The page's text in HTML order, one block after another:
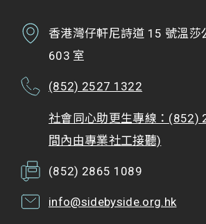
香港灣仔軒尼詩道 15 號溫莎
603 室
(852) 2527 1322
社會同心助更生專線：(852)
間內由專業社工接聽)
(852) 2865 1089
info@sidebyside.org.hk